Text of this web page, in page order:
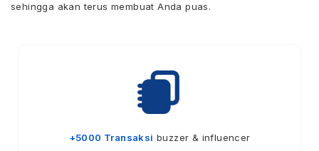
sehingga akan terus membuat Anda puas.
+5000 Transaksi buzzer & influencer